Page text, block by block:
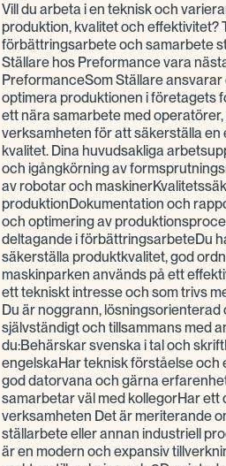
Vill du arbeta i en teknisk och
produktion, kvalitet och effektivitet?
förbättringsarbete och samarbete
Ställare hos Preformance vara
PreformanceSom Ställare
optimera produktionen i företagets
ett nära samarbete med
verksamheten för att säkerställa en
kvalitet. Dina huvudsakliga
och igångkörning av
av robotar och
produktionDokumentation och
och optimering av
deltagande i förbättringsarbeteDu
säkerställa produktkvalitet, god
maskinparken används på ett
ett tekniskt intresse och som trivs
Du är noggrann,
självständigt och tillsammans med
du:Behärskar svenska i tal och
engelskaHar teknisk förståelse
god datorvana och gärna
samarbetar väl med kollegorHar ett
verksamheten Det är meriterande
ställarbete eller annan industriell
är en modern och expansiv